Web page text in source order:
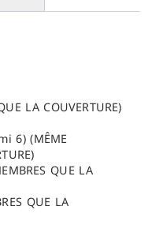
LA COUVERTURE)
6) (MÊME
QUE LA
QUE LA